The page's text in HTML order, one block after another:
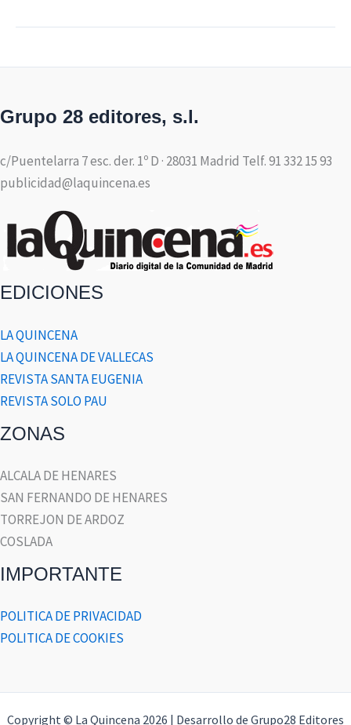
Grupo 28 editores, s.l.
c/Puentelarra 7 esc. der. 1º D · 28031 Madrid Telf. 91 332 15 93
publicidad@laquincena.es
EDICIONES
LA QUINCENA
LA QUINCENA DE VALLECAS
REVISTA SANTA EUGENIA
REVISTA SOLO PAU
ZONAS
ALCALA DE HENARES
SAN FERNANDO DE HENARES
TORREJON DE ARDOZ
COSLADA
IMPORTANTE
POLITICA DE PRIVACIDAD
POLITICA DE COOKIES
Copyright © La Quincena 2026 | Desarrollo de Grupo28 Editores